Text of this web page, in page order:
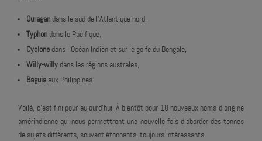
Ouragan dans le sud de l'Atlantique nord,
Typhon dans le Pacifique,
Cyclone dans l'Océan Indien et sur le golfe du Bengale,
Willy-willy dans les régions australes,
Baguia aux Philippines.
Voilà, c'est fini pour aujourd'hui. À bientôt pour 10 nouveaux noms d'origine
amérindienne qui nous permettront une nouvelle fois d'aborder des tonnes
de sujets différents, souvent étonnants, toujours intéressants.